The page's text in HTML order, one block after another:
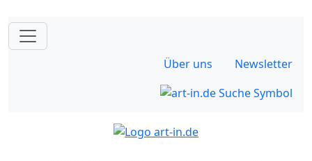
Über uns Newsletter